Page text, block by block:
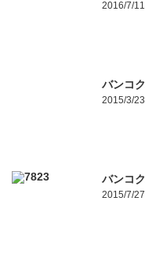
2016/7/11
バンコ
2015/3/23
バンコ
2015/7/27